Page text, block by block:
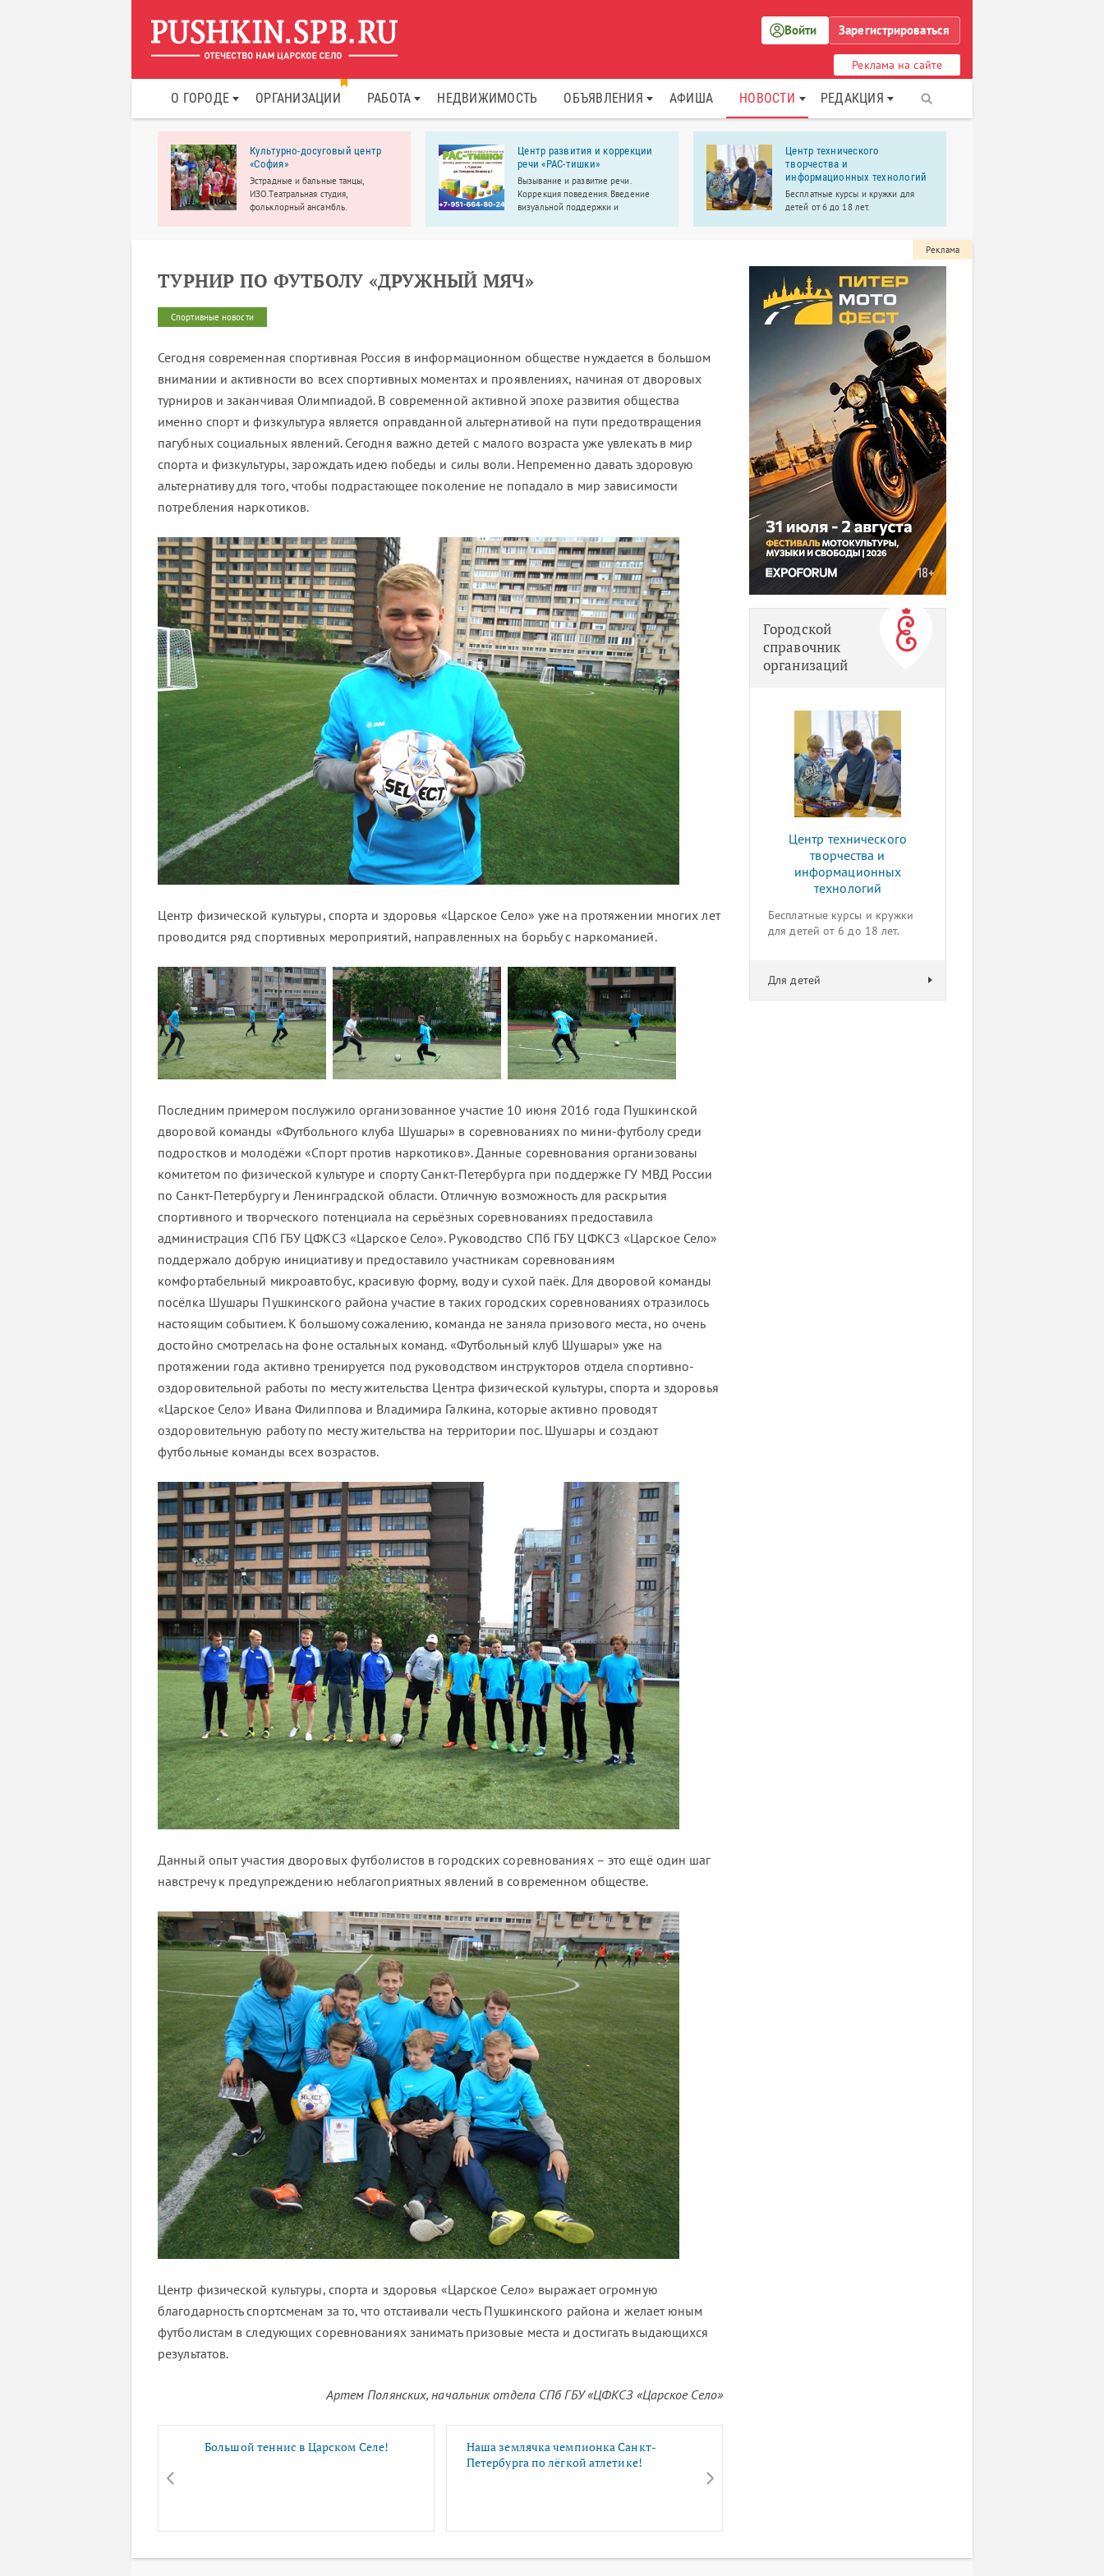
Войти Зарегистрироваться
Реклама на сайте
О ГОРОДЕ ОРГАНИЗАЦИИ РАБОТА НЕДВИЖИМОСТЬ ОБЪЯВЛЕНИЯ АФИША НОВОСТИ РЕДАКЦИЯ
Культурно-досуговый центр
«София»
Эстрадные и бальные танцы,
ИЗО.Театральная студия,
фольклорный ансамбль.
Центр развития и коррекции
речи «РАС-тишки»
Вызывание и развитие речи.
Коррекция поведения. Введение
визуальной поддержки и
Центр технического
творчества и
информационных технологий
Бесплатные курсы и кружки для
детей от 6 до 18 лет.
ТУРНИР ПО ФУТБОЛУ «ДРУЖНЫЙ МЯЧ»
Спортивные новости
Сегодня современная спортивная Россия в информационном обществе нуждается в большом
внимании и активности во всех спортивных моментах и проявлениях, начиная от дворовых
турниров и заканчивая Олимпиадой. В современной активной эпохе развития общества
именно спорт и физкультура является оправданной альтернативой на пути предотвращения
пагубных социальных явлений. Сегодня важно детей с малого возраста уже увлекать в мир
спорта и физкультуры, зарождать идею победы и силы воли. Непременно давать здоровую
альтернативу для того, чтобы подрастающее поколение не попадало в мир зависимости
потребления наркотиков.
Центр физической культуры, спорта и здоровья «Царское Село» уже на протяжении многих лет
проводится ряд спортивных мероприятий, направленных на борьбу с наркоманией.
Последним примером послужило организованное участие 10 июня 2016 года Пушкинской
дворовой команды «Футбольного клуба Шушары» в соревнованиях по мини-футболу среди
подростков и молодёжи «Спорт против наркотиков». Данные соревнования организованы
комитетом по физической культуре и спорту Санкт-Петербурга при поддержке ГУ МВД России
по Санкт-Петербургу и Ленинградской области. Отличную возможность для раскрытия
спортивного и творческого потенциала на серьёзных соревнованиях предоставила
администрация СПб ГБУ ЦФКСЗ «Царское Село». Руководство СПб ГБУ ЦФКСЗ «Царское Село»
поддержало добрую инициативу и предоставило участникам соревнованиям
комфортабельный микроавтобус, красивую форму, воду и сухой паёк. Для дворовой команды
посёлка Шушары Пушкинского района участие в таких городских соревнованиях отразилось
настоящим событием. К большому сожалению, команда не заняла призового места, но очень
достойно смотрелась на фоне остальных команд. «Футбольный клуб Шушары» уже на
протяжении года активно тренируется под руководством инструкторов отдела спортивно-
оздоровительной работы по месту жительства Центра физической культуры, спорта и здоровья
«Царское Село» Ивана Филиппова и Владимира Галкина, которые активно проводят
оздоровительную работу по месту жительства на территории пос. Шушары и создают
футбольные команды всех возрастов.
Данный опыт участия дворовых футболистов в городских соревнованиях – это ещё один шаг
навстречу к предупреждению неблагоприятных явлений в современном обществе.
Центр физической культуры, спорта и здоровья «Царское Село» выражает огромную
благодарность спортсменам за то, что отстаивали честь Пушкинского района и желает юным
футболистам в следующих соревнованиях занимать призовые места и достигать выдающихся
результатов.
Артем Полянских, начальник отдела СПб ГБУ «ЦФКСЗ «Царское Село»
Большой теннис в Царском Селе!
Наша землячка чемпионка Санкт-
Петербурга по лёгкой атлетике!
Реклама
Городской
справочник
организаций
Центр технического
творчества и
информационных
технологий
Бесплатные курсы и кружки
для детей от 6 до 18 лет.
Для детей